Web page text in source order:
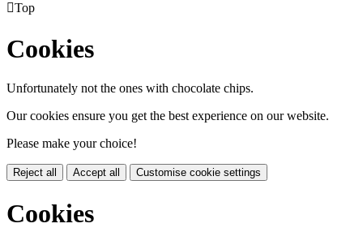
Top
Cookies
Unfortunately not the ones with chocolate chips.
Our cookies ensure you get the best experience on our website.
Please make your choice!
Reject all Accept all Customise cookie settings
Cookies